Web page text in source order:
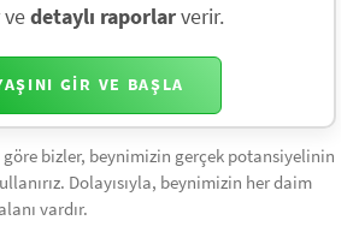
detaylı raporlarverir.
GIR VE BAŞLA
göre bizler, beynimizin gerçek potansiyelinin
Dolayısıyla, beynimizin her daim
vardır.